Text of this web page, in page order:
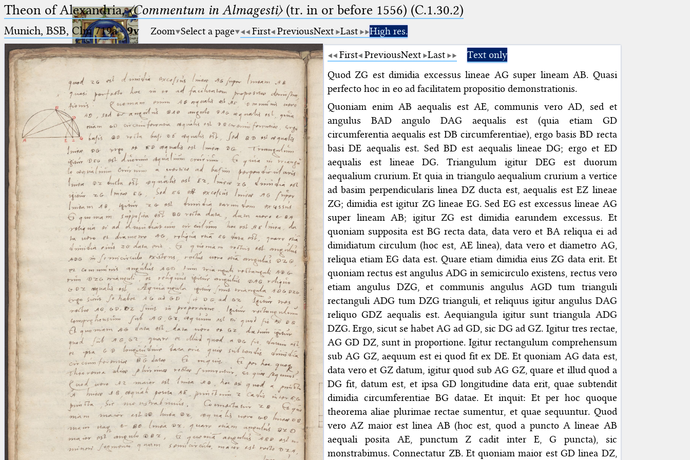
Ptolemaeus
Arabus et Latinus
_
(the underscore) is the placeholder
for exactly one character.
%
(the percent sign) is the
placeholder for no, one or more
than one character.
%%
(two percent signs) is the
placeholder for no, one or more
than one character, but not for
blank space (so that a search ends
at word boundaries).
🔎︎
Start
Project
Team
News
Jobs
Publications
Conference
Arabic Works
Arabic Manuscripts
Latin Works
Latin Manuscripts
Latin Early Prints
Images
Texts
betaGlossary
Resources
Theon of Alexandria,〈Commentum in Almagesti〉(tr. in or before 1556) (C.1.30.2)
Munich, BSB, Clm 719a·9v Zoom Select a page First PreviousNext Last
High res.
First PreviousNext Last
Text only
Quod ZG est dimidia excessus lineae AG super lineam AB. Quasi
perfecto hoc in eo ad facilitatem propositio demonstrationis.
Quoniam enim AB aequalis est AE, communis vero AD, sed et
angulus BAD angulo DAG aequalis est (quia etiam GD
circumferentia aequalis est DB circumferentiae), ergo basis BD recta
basi DE aequalis est. Sed BD est aequalis lineae DG; ergo et ED
aequalis est lineae DG. Triangulum igitur DEG est duorum
aequalium crurium. Et quia in triangulo aequalium crurium a vertice
ad basim perpendicularis linea DZ ducta est, aequalis est EZ lineae
ZG; dimidia est igitur ZG lineae EG. Sed EG est excessus lineae AG
super lineam AB; igitur ZG est dimidia earundem excessus. Et
quoniam supposita est BG recta data, data vero et BA reliqua ei ad
dimidiatum circulum (hoc est, AE linea), data vero et diametro AG,
reliqua etiam EG data est. Quare etiam dimidia eius ZG data erit. Et
quoniam rectus est angulus ADG in semicirculo existens, rectus vero
etiam angulus DZG, et communis angulus AGD tum trianguli
rectanguli ADG tum DZG trianguli, et reliquus igitur angulus DAG
reliquo GDZ aequalis est. Aequiangula igitur sunt triangula ADG
DZG. Ergo, sicut se habet AG ad GD, sic DG ad GZ. Igitur tres rectae,
AG GD DZ, sunt in proportione. Igitur rectangulum comprehensum
sub AG GZ, aequum est ei quod fit ex DE. Et quoniam AG data est,
data vero et GZ datum, igitur quod sub AG GZ, quare et illud quod a
DG fit, datum est, et ipsa GD longitudine data erit, quae subtendit
dimidia circumferentiae BG datae. Et inquit: Et per hoc quoque
theorema aliae plurimae rectae sumentur, et quae sequuntur. Quod
vero AZ maior est linea AB (hoc est, quod a puncto A lineae AB
aequali posita AE, punctum Z cadit inter E, G puncta), sic
monstrabimus. Connectatur ZB. Et quoniam maior est GD linea DZ,